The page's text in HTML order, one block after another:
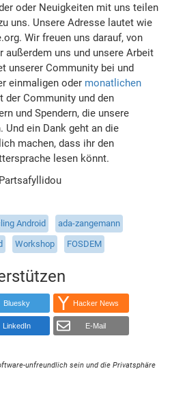
oder Neuigkeiten mit uns teilen
uns. Unsere Adresse lautet wie
Wir freuen uns darauf, von
außerdem uns und unsere Arbeit
unserer Community bei und
einmaligen oder monatlichen
der Community und den
und Spendern, die unsere
ein Dank geht an die
machen, dass ihr den
lesen könnt.
Android
ada-zangemann
Workshop FOSDEM
Bluesky Hacker News
LinkedIn E-Mail
unfreundlich sein und die Privatsphäre